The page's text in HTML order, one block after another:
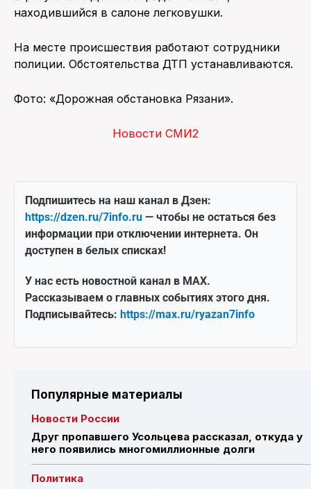
находившийся в салоне легковушки.
На месте происшествия работают сотрудники
полиции. Обстоятельства ДТП устанавливаются.
Фото: «Дорожная обстановка Рязани».
Новости СМИ2
Подпишитесь на наш канал в Дзен:
https://dzen.ru/7info.ru — чтобы не остаться без
информации при отключении интернета. Он
доступен в белых списках!
У нас есть новостной канал в MAX.
Рассказываем о главных событиях этого дня.
Подписывайтесь: https://max.ru/ryazan7info
Популярные материалы
Новости России
Друг пропавшего Усольцева рассказал, откуда у
него появились многомиллионные долги
Политика